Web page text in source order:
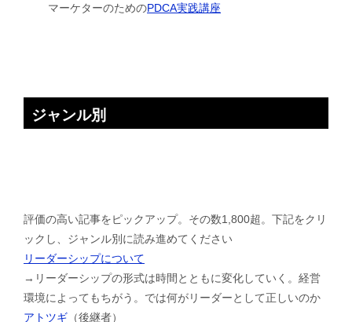
マーケターのためのPDCA実践講座
ジャンル別
評価の高い記事をピックアップ。その数1,800超。下記をクリ
ックし、ジャンル別に読み進めてください
リーダーシップについて
→リーダーシップの形式は時間とともに変化していく。経営
環境によってもちがう。では何がリーダーとして正しいのか
アトツギ （後継者）